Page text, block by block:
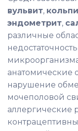
вульвит,
эндометрит,
различные
анатомические
нарушение
мочеполовой
аллергические